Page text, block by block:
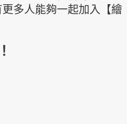
多人能夠一起加入【繪